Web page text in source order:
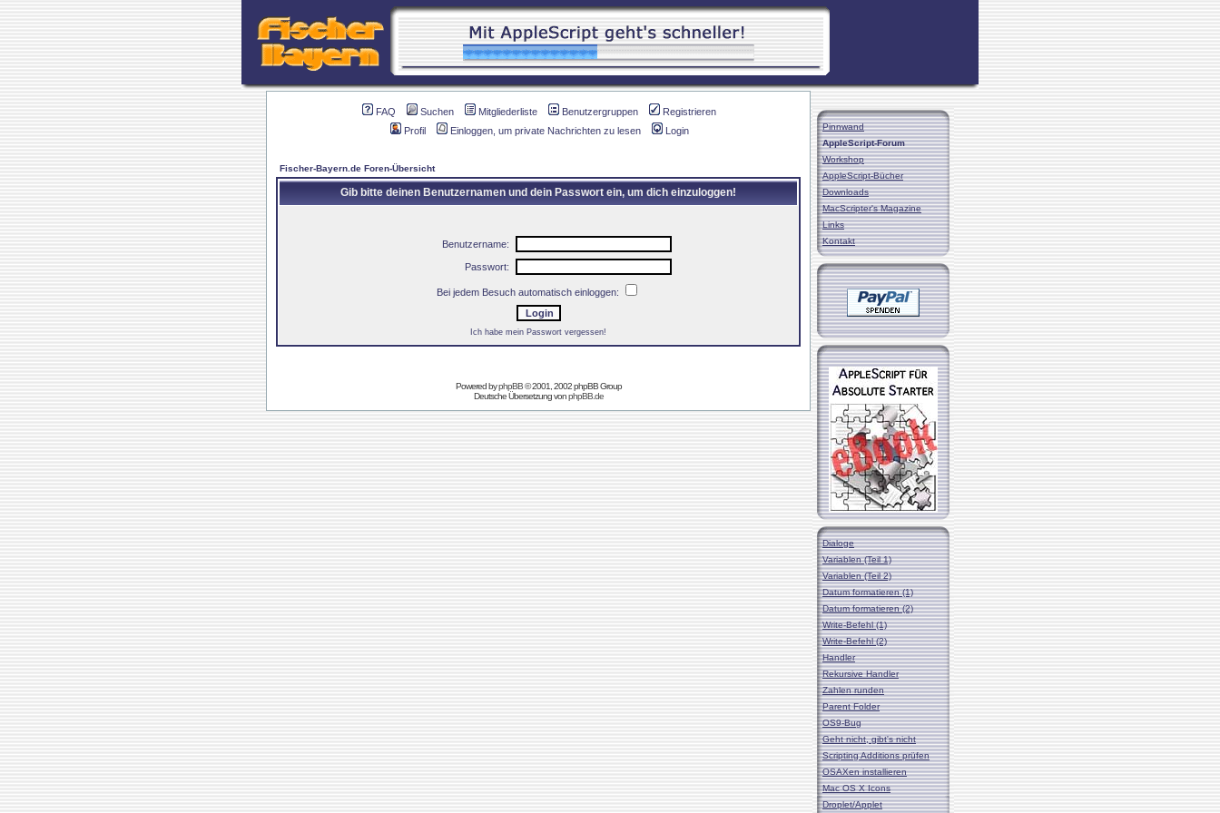
FAQ Suchen Mitgliederliste Benutzergruppen
Registrieren
Profil
Einloggen, um private Nachrichten zu lesen Login
Fischer-Bayern.de Foren-Übersicht
Gib bitte deinen Benutzernamen und dein Passwort ein, um dich einzuloggen!
Benutzername:
Passwort:
Bei jedem Besuch automatisch einloggen:
Ich habe mein Passwort vergessen!
Powered byphpBB© 2001, 2002 phpBB Group
Deutsche Übersetzung vonphpBB.de
Pinnwand
AppleScript-Forum
Workshop
AppleScript-Bücher
Downloads
MacScripter's Magazine
Links
Kontakt
Dialoge
Variablen (Teil 1)
Variablen (Teil 2)
Datum formatieren (1)
Datum formatieren (2)
Write-Befehl (1)
Write-Befehl (2)
Handler
Rekursive Handler
Zahlen runden
Parent Folder
OS9-Bug
Geht nicht, gibt's nicht
Scripting Additions prüfen
OSAXen installieren
Mac OS X Icons
Droplet/Applet